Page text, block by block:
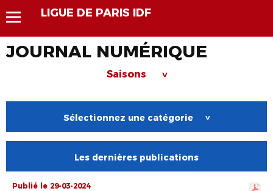
LIGUE DE PARIS IDF
JOURNAL NUMÉRIQUE
Saisons >
Sélectionnez une catégorie >
Les dernières publications
Publié le 29-03-2024